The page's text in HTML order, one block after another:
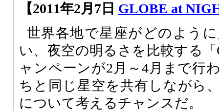
【2011年2月7日 GLOBE at
世界各地で星座がどのよう
い、夜空の明るさを比較する「
ャンペーンが2月～4月まで行
ちと同じ星空を共有しながら
について考えるチャンスだ。